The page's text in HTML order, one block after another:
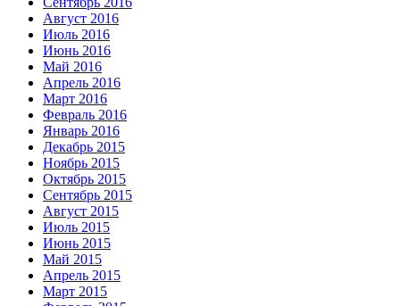
Август 2016
Июль 2016
Июнь 2016
Май 2016
Апрель 2016
Март 2016
Февраль 2016
Январь 2016
Декабрь 2015
Ноябрь 2015
Октябрь 2015
Сентябрь 2015
Август 2015
Июль 2015
Июнь 2015
Май 2015
Апрель 2015
Март 2015